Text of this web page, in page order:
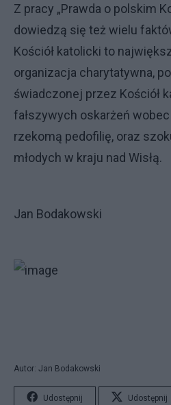
Z pracy „Prawda o polskim
dowiedzą się też wielu
Kościół katolicki to
organizacja charytatywna,
świadczonej przez Kościół
fałszywych oskarżeń
rzekomą pedofilię, oraz
młodych w kraju nad Wisłą.
Jan Bodakowski
Autor: Jan Bodakowski
Udostępnij Udostępnij